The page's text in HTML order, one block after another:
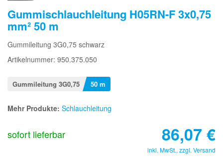
Gummischlauchleitung H05RN-F 3x0,75
mm² 50 m
Gummileitung 3G0,75 schwarz
Artikelnummer: 950.375.050
Gummileitung 3G0,75 50 m
Mehr Produkte: Schlauchleitung
sofort lieferbar 86,07 €
inkl. MwSt., zzgl. Versand